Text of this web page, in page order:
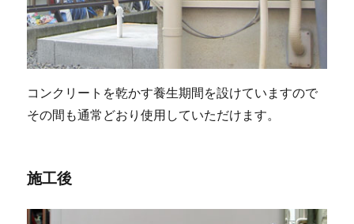
コンクリートを乾かす養生期間を設けていますので
その間も通常どおり使用していただけます。
施工後